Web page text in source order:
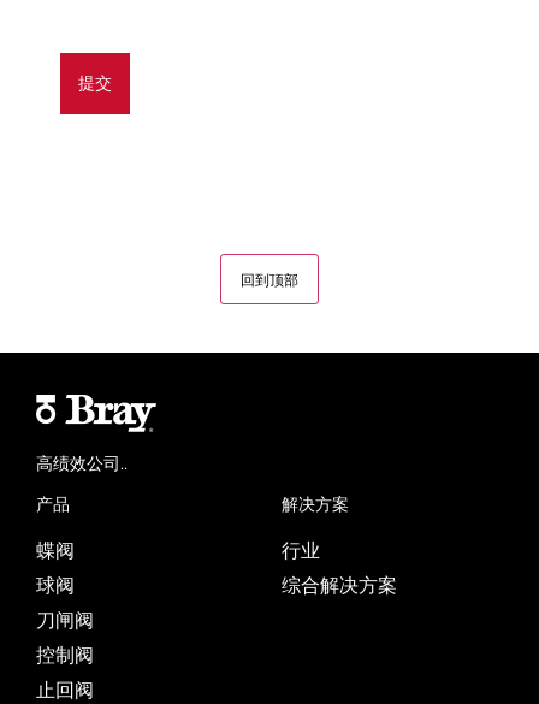
回到顶部
高绩效公司..
产品
蝶阀
球阀
刀闸阀
控制阀
止回阀
解决方案
行业
综合解决方案